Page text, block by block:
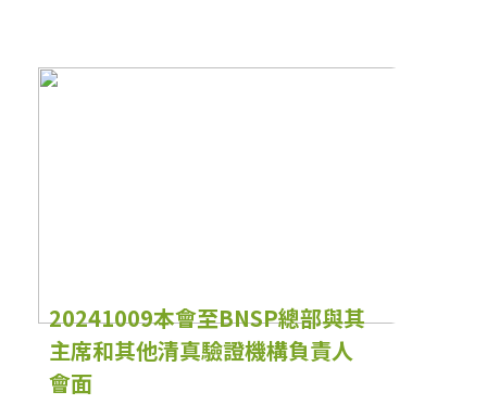
20241009本會至BNSP總部與其
主席和其他清真驗證機構負責人
會面